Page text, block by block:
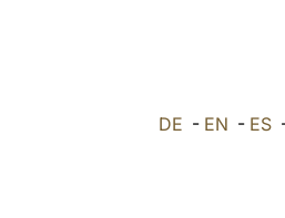
DE - EN - ES